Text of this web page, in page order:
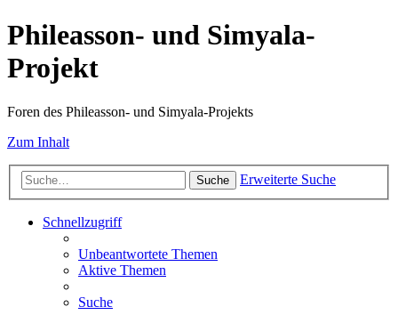
Phileasson- und Simyala-
Projekt
Foren des Phileasson- und Simyala-Projekts
Zum Inhalt
Suche Erweiterte Suche
Schnellzugriff
Unbeantwortete Themen
Aktive Themen
Suche